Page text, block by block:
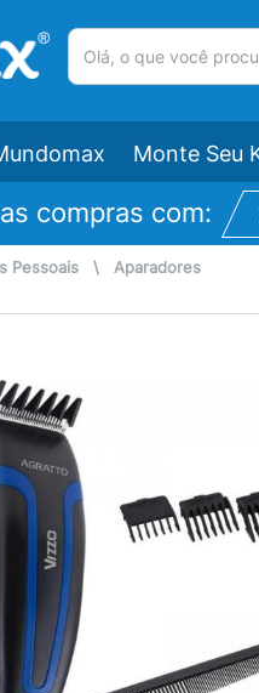
Monte Seu
compras com:
Pessoais \ Aparadores